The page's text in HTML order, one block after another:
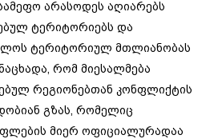
არასოდეს აღიარებს
ტერიტორიებს და
ტერიტორიულ მთლიანობას
რომ მიესალმება
რეგიონებთან კონფლიქტის
გზას, რომელიც
მიერ ოფიციალურადაა